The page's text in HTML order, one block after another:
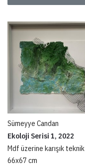
Sümeyye Candan
Ekoloji Serisi 1, 2022
Mdf üzerine karışık teknik
66x67 cm